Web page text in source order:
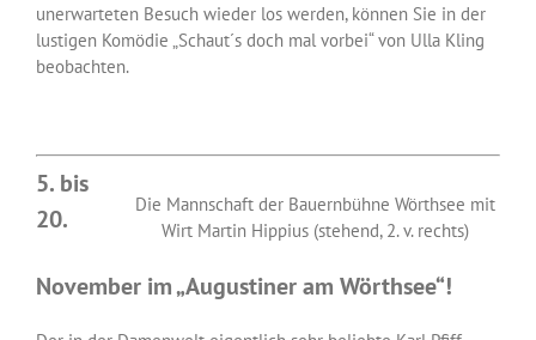
unerwarteten Besuch wieder los werden, können Sie in der
lustigen Komödie „Schaut´s doch mal vorbei“ von Ulla Kling
beobachten.
Die Mannschaft der Bauernbühne Wörthsee mit
Wirt Martin Hippius (stehend, 2. v. rechts)
5. bis
20.
November im „Augustiner am Wörthsee“!